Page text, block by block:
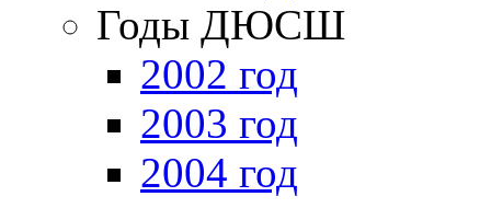
Годы ДЮСШ
2002 год
2003 год
2004 год